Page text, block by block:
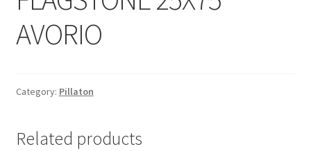
Plată
AVORIO
Category: Pillaton
Related products